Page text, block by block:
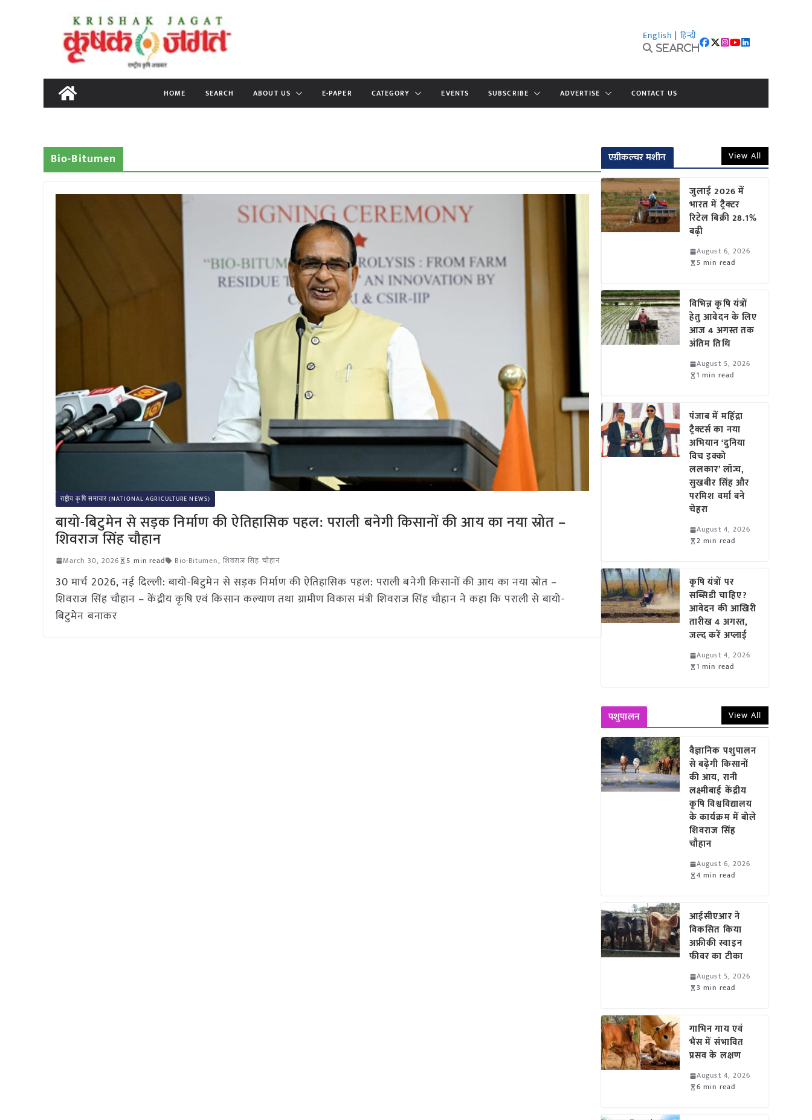
content
English | हिन्दी
Search
HOME SEARCH ABOUT US E-PAPER CATEGORY EVENTS SUBSCRIBE ADVERTISE CONTACT US
Bio-Bitumen
राष्ट्रीय कृषि समाचार (NATIONAL AGRICULTURE NEWS)
बायो-बिटुमेन से सड़क निर्माण की ऐतिहासिक पहल: पराली बनेगी किसानों की आय का नया स्रोत –
शिवराज सिंह चौहान
March 30, 2026 5 min read Bio-Bitumen, शिवराज सिंह चौहान
30 मार्च 2026, नई दिल्ली: बायो-बिटुमेन से सड़क निर्माण की ऐतिहासिक पहल: पराली बनेगी किसानों की आय का नया स्रोत –
शिवराज सिंह चौहान – केंद्रीय कृषि एवं किसान कल्याण तथा ग्रामीण विकास मंत्री शिवराज सिंह चौहान ने कहा कि पराली से बायो-
बिटुमेन बनाकर
एग्रीकल्चर मशीन View All
जुलाई 2026 में
भारत में ट्रैक्टर
रिटेल बिक्री 28.1%
बढ़ी
August 6, 2026
5 min read
विभिन्न कृषि यंत्रों
हेतु आवेदन के लिए
आज 4 अगस्त तक
अंतिम तिथि
August 5, 2026
1 min read
पंजाब में महिंद्रा
ट्रैक्टर्स का नया
अभियान ‘दुनिया
विच इक्को
ललकार’ लॉन्च,
सुखबीर सिंह और
परमिश वर्मा बने
चेहरा
August 4, 2026
2 min read
कृषि यंत्रों पर
सब्सिडी चाहिए?
आवेदन की आखिरी
तारीख 4 अगस्त,
जल्द करें अप्लाई
August 4, 2026
1 min read
पशुपालन View All
वैज्ञानिक पशुपालन
से बढ़ेगी किसानों
की आय, रानी
लक्ष्मीबाई केंद्रीय
कृषि विश्वविद्यालय
के कार्यक्रम में बोले
शिवराज सिंह
चौहान
August 6, 2026
4 min read
आईसीएआर ने
विकसित किया
अफ्रीकी स्वाइन
फीवर का टीका
August 5, 2026
3 min read
गाभिन गाय एवं
भैंस में संभावित
प्रसव के लक्षण
August 4, 2026
6 min read